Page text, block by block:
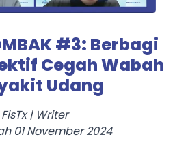
#3: Berbagi
Cegah Wabah
Udang
FisTx| Writer
01 November 2024